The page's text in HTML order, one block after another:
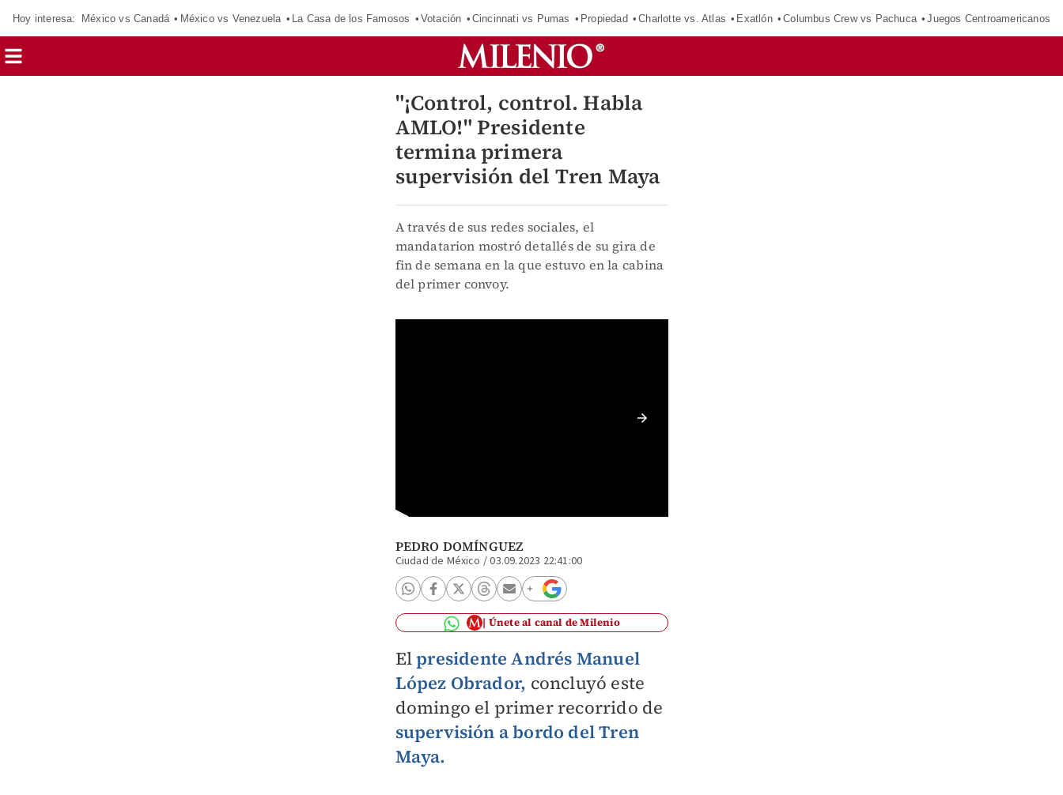
Hoy interesa: México vs Canadá México vs Venezuela La Casa de los Famosos Votación Cincinnati vs Pumas Propiedad Charlotte vs. Atlas Exatlón Columbus Crew vs Pachuca Juegos Centroamericanos
"¡Control, control. Habla
AMLO!" Presidente
termina primera
supervisión del Tren Maya
A través de sus redes sociales, el
mandatarion mostró detallés de su gira de
fin de semana en la que estuvo en la cabina
del primer convoy.
PEDRO DOMÍNGUEZ
Ciudad de México /03.09.2023 22:41:00
Únete al canal de Milenio
Elpresidente Andrés Manuel
López Obrador, concluyó este
domingo el primer recorrido de
supervisión a bordo del Tren
Maya.